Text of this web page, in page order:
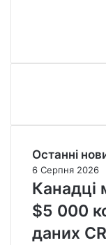
Останні
6 Серпня 2026
Канадці
$5 000
даних